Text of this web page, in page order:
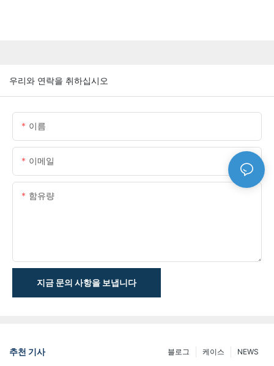
우리와 연락을 취하십시오
이름
이메일
함유량
지금 문의 사항을 보냅니다
추천 기사 NEWS
케이스
블로그